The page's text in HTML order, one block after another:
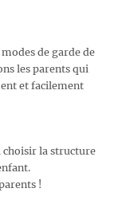
de garde de
les parents qui
et facilement
choisir la structure
!